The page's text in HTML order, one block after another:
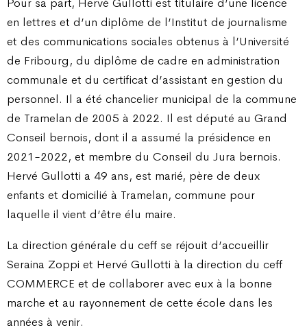
en lettres et d’un diplôme de l’Institut de journalisme
et des communications sociales obtenus à l’Université
de Fribourg, du diplôme de cadre en administration
communale et du certificat d’assistant en gestion du
personnel. Il a été chancelier municipal de la commune
de Tramelan de 2005 à 2022. Il est député au Grand
Conseil bernois, dont il a assumé la présidence en
2021-2022, et membre du Conseil du Jura bernois.
Hervé Gullotti a 49 ans, est marié, père de deux
enfants et domicilié à Tramelan, commune pour
laquelle il vient d’être élu maire.
La direction générale du ceff se réjouit d’accueillir
Seraina Zoppi et Hervé Gullotti à la direction du ceff
COMMERCE et de collaborer avec eux à la bonne
marche et au rayonnement de cette école dans les
années à venir.